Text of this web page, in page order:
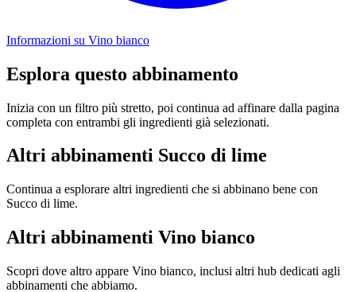
Informazioni su Vino bianco
Esplora questo abbinamento
Inizia con un filtro più stretto, poi continua ad affinare dalla pagina
completa con entrambi gli ingredienti già selezionati.
Altri abbinamenti Succo di lime
Continua a esplorare altri ingredienti che si abbinano bene con
Succo di lime.
Altri abbinamenti Vino bianco
Scopri dove altro appare Vino bianco, inclusi altri hub dedicati agli
abbinamenti che abbiamo.